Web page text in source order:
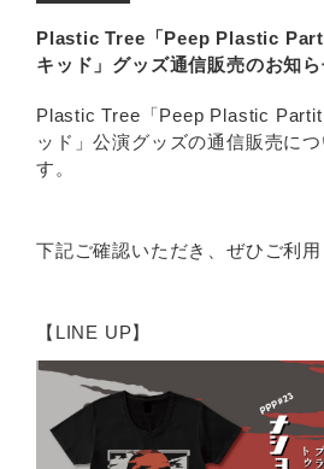
Plastic Tree「Peep Plastic
キッド」グッズ通信販売のお知
Plastic Tree「Peep Plastic
ッド」公演グッズの通信販売に
す。
下記ご確認いただき、ぜひご利用
【LINE UP】